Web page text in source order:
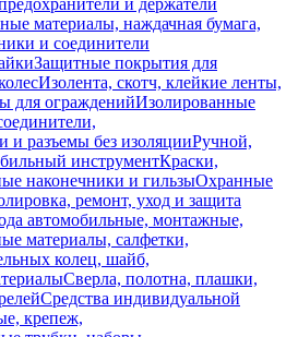
и держатели
материалы, наждачная бумага,
и соединители
Защитные покрытия для
Изолента, скотч, клейкие ленты,
для огражденийИзолированные
и разъемы без изоляцииРучной,
инструментКраски,
наконечники и гильзыОхранные
ремонт, уход и защита
автомобильные, монтажные,
материалы, салфетки,
колец, шайб,
Сверла, полотна, плашки,
Средства индивидуальной
крепеж,